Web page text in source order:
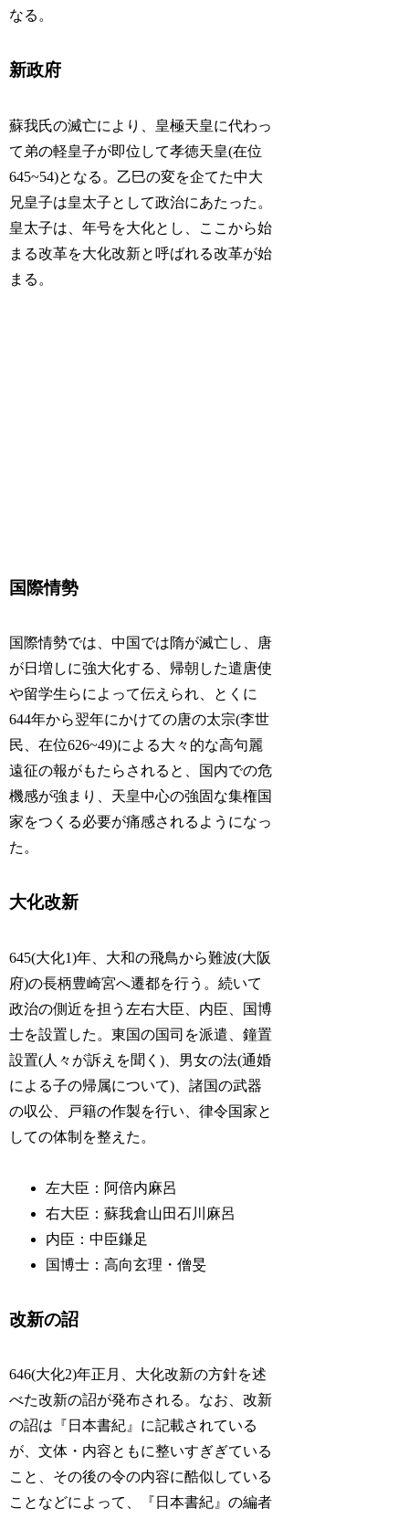
なる。
新政府
蘇我氏の滅亡により、皇極天皇に代わっ
て弟の軽皇子が即位して孝徳天皇(在位
645~54)となる。乙巳の変を企てた中大
兄皇子は皇太子として政治にあたった。
皇太子は、年号を大化とし、ここから始
まる改革を大化改新と呼ばれる改革が始
まる。
国際情勢
国際情勢では、中国では隋が滅亡し、唐
が日増しに強大化する、帰朝した遣唐使
や留学生らによって伝えられ、とくに
644年から翌年にかけての唐の太宗(李世
民、在位626~49)による大々的な高句麗
遠征の報がもたらされると、国内での危
機感が強まり、天皇中心の強固な集権国
家をつくる必要が痛感されるようになっ
た。
大化改新
645(大化1)年、大和の飛鳥から難波(大阪
府)の長柄豊崎宮へ遷都を行う。続いて
政治の側近を担う左右大臣、内臣、国博
士を設置した。東国の国司を派遣、鐘置
設置(人々が訴えを聞く)、男女の法(通婚
による子の帰属について)、諸国の武器
の収公、戸籍の作製を行い、律令国家と
しての体制を整えた。
左大臣：阿倍内麻呂
右大臣：蘇我倉山田石川麻呂
内臣：中臣鎌足
国博士：高向玄理・僧旻
改新の詔
646(大化2)年正月、大化改新の方針を述
べた改新の詔が発布される。なお、改新
の詔は『日本書紀』に記載されている
が、文体・内容ともに整いすぎぎている
こと、その後の令の内容に酷似している
ことなどによって、『日本書紀』の編者